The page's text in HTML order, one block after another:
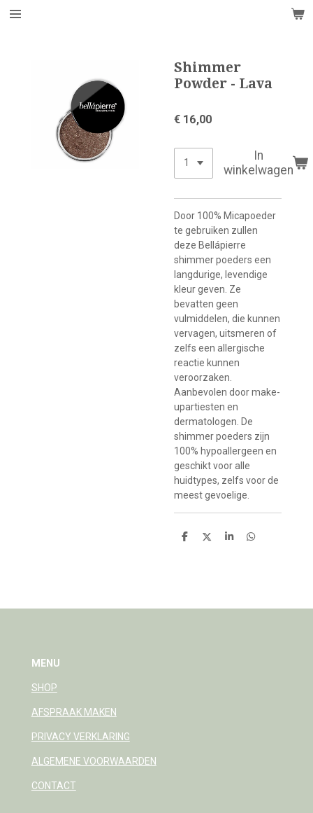
Ga
Shimmer
Powder - Lava
€ 16,00
In
winkelwagen
Door 100% Micapoeder
te gebruiken zullen
deze Bellápierre
shimmer poeders een
langdurige, levendige
kleur geven. Ze
bevatten geen
vulmiddelen, die kunnen
vervagen, uitsmeren of
zelfs een allergische
reactie kunnen
veroorzaken.
Aanbevolen door make-
upartiesten en
dermatologen. De
shimmer poeders zijn
100% hypoallergeen en
geschikt voor alle
huidtypes, zelfs voor de
meest gevoelige.
D
D
S
D
MENU
SHOP
AFSPRAAK MAKEN
PRIVACY VERKLARING
ALGEMENE VOORWAARDEN
CONTACT